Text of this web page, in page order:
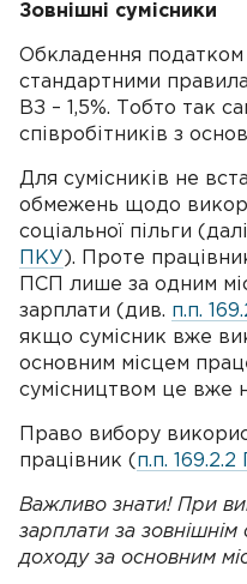
Зовнішні сумісники
Обкладення податком
стандартними
ВЗ – 1,5%. Тобто так
співробітників з
Для сумісників не
обмежень щодо
соціальної пільги
ПКУ ). Проте
ПСП лише за одним
зарплати (див. п.п.
якщо сумісник вже
основним місцем
сумісництвом це вже
Право вибору
працівник ( п.п.
Важливо знати! При
зарплати за
доходу за основним